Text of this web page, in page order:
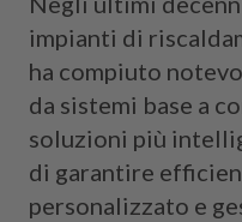
impianti di
ha compiuto
da sistemi base a
soluzioni più
di garantire
personalizzato e